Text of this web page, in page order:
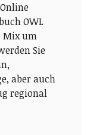
OWL
Mix um
Sie
aber auch
regional